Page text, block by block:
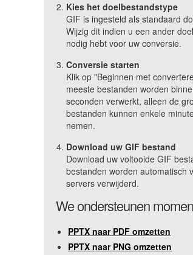
Kies het doelbestandstype
GIF is ingesteld als standaard
Wijzig dit indien u een ander
nodig hebt voor uw conversie.
Conversie starten
Klik op "Beginnen met
meeste bestanden worden
seconden verwerkt, alleen de
bestanden kunnen enkele
nemen.
Download uw GIF bestand
Download uw voltooide GIF
bestanden worden automatisch
servers verwijderd.
We ondersteunen
PPTX naar PDF omzetten
PPTX naar PNG omzetten